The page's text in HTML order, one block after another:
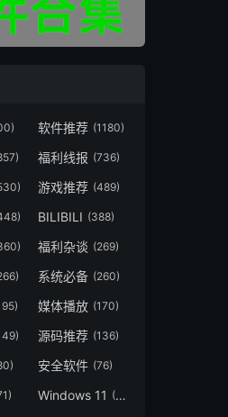
软件推荐 (1180)
福利线报 (736)
游戏推荐 (489)
BILIBILI (388)
福利杂谈 (269)
系统必备 (260)
媒体播放 (170)
源码推荐 (136)
安全软件 (76)
Windows 11 (49)